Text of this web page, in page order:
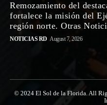
Remozamiento del
fortalece la misión del
región norte. Otras
NOTICIAS RD August 7, 2026
© 2024 El Sol de la Florida. All